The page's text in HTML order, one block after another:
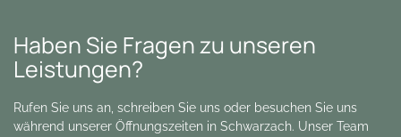
Haben Sie Fragen zu unseren
Leistungen?
Rufen Sie uns an, schreiben Sie uns oder besuchen Sie uns
während unserer Öffnungszeiten in Schwarzach. Unser Team